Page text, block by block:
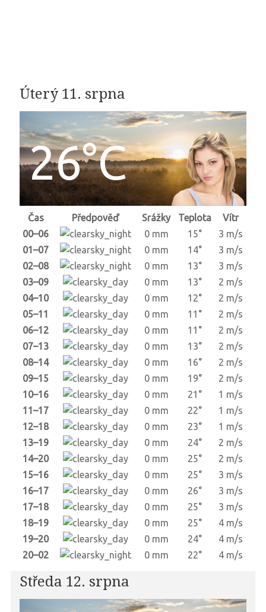
Úterý 11. srpna
26°C
Čas Předpověď Srážky Teplota
Vítr
00–06
0 mm 15°
3 m/s
01–07
0 mm 14°
3 m/s
02–08
0 mm 13°
3 m/s
03–09
0 mm 13°
2 m/s
04–10
0 mm 12°
2 m/s
05–11
0 mm 11°
2 m/s
06–12
0 mm 11°
2 m/s
07–13
0 mm 13°
2 m/s
08–14
0 mm 16°
2 m/s
09–15
0 mm 19°
2 m/s
10–16
0 mm 21°
1 m/s
11–17
0 mm 22°
1 m/s
12–18
0 mm 23°
1 m/s
13–19
0 mm 24°
2 m/s
14–20
0 mm 25°
2 m/s
15–16
0 mm 25°
3 m/s
16–17
0 mm 26°
3 m/s
17–18
0 mm 25°
3 m/s
18–19
0 mm 25°
4 m/s
19–20
0 mm 24°
4 m/s
20–02
0 mm 22° 4 m/s
Středa 12. srpna